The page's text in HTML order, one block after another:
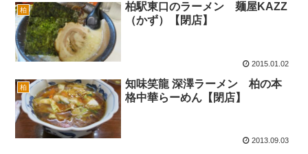
柏
柏駅東口のラーメン 麺屋KAZZ
（かず）【閉店】
2015.01.02
柏
知味笑龍 深澤ラーメン 柏の本
格中華らーめん【閉店】
2013.09.03